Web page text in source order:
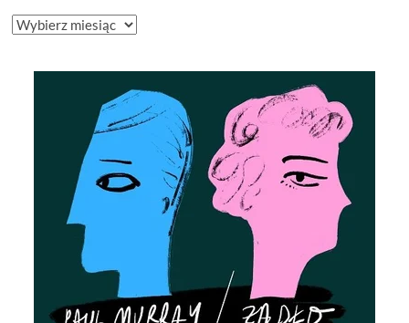
ARCHIWUM